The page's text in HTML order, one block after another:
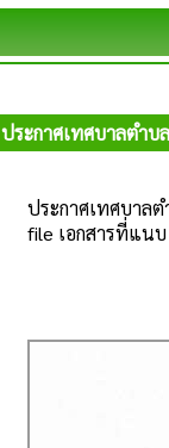
ประกาศเทศบาลตำบ
ประกาศเทศบาล
file เอกสารที่แนบ